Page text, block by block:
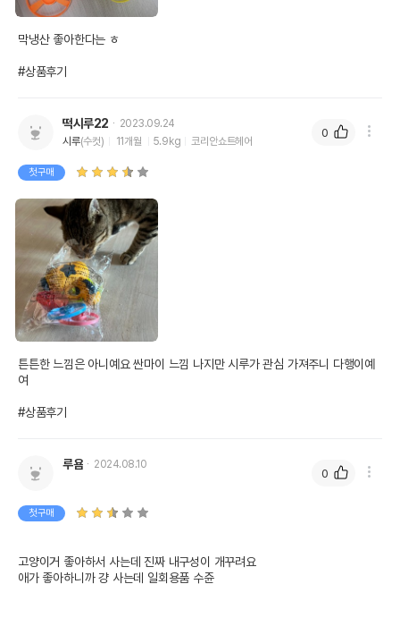
막냉산 좋아한다는 ㅎ
#상품후기
떡시루22
2023.09.24
시루(수컷) 11개월 5.9kg 코리안쇼트헤어
첫구매
튼튼한 느낌은 아니예요 싼마이 느낌 나지만 시루가 관심 가져주니 다행이예
여
#상품후기
0
루욤 2024.08.10
첫구매
고양이거 좋아하서 사는데 진짜 내구성이 개꾸려요
애가 좋아하니까 걍 사는데 일회용품 수쥰
0